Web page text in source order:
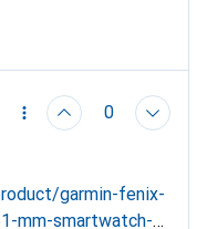
0
garmin-fenix-
mm-smartwatch-